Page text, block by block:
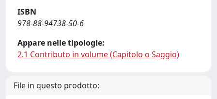
ISBN
978-88-94738-50-6
Appare nelle tipologie:
2.1 Contributo in volume (Capitolo o Saggio)
File in questo prodotto: